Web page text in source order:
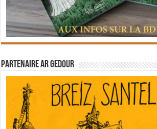
Partenaire Ar Gedour